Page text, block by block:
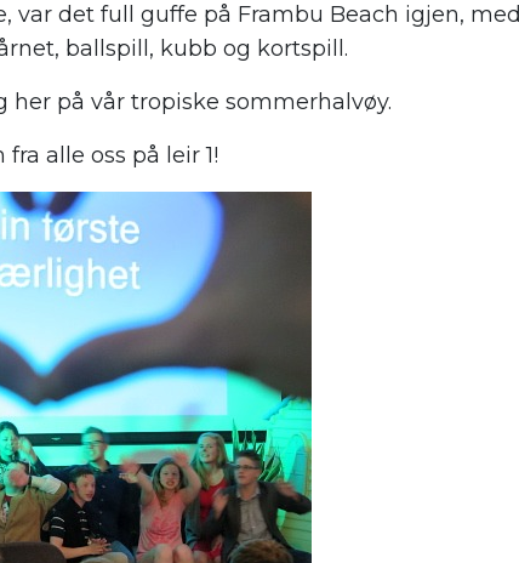
var det full guffe på Frambu Beach igjen, med
ballspill, kubb og kortspill.
på vår tropiske sommerhalvøy.
alle oss på leir 1!